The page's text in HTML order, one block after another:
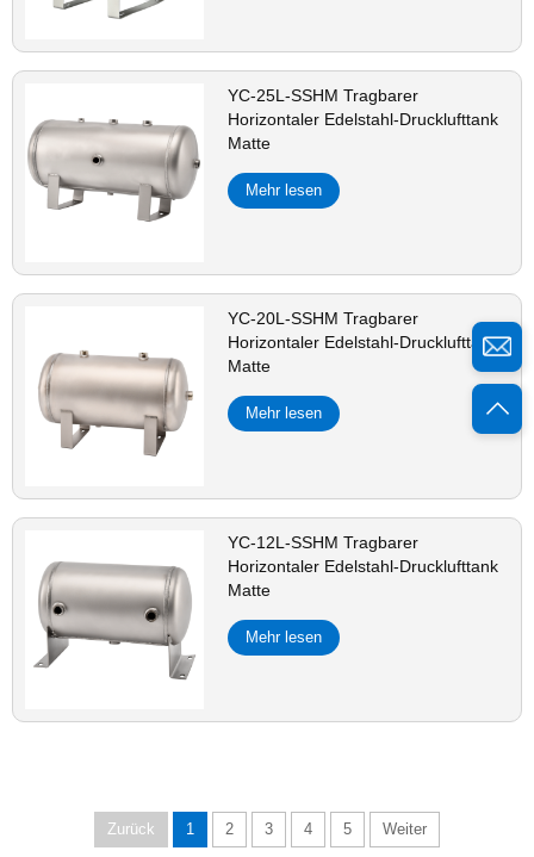
YC-25L-SSHM Tragbarer
Horizontaler Edelstahl-Drucklufttank
Matte
Mehr lesen
YC-20L-SSHM Tragbarer
Horizontaler Edelstahl-Drucklufttank
Matte
Mehr lesen
YC-12L-SSHM Tragbarer
Horizontaler Edelstahl-Drucklufttank
Matte
Mehr lesen
Zurück 1 2 3 4 5 Weiter